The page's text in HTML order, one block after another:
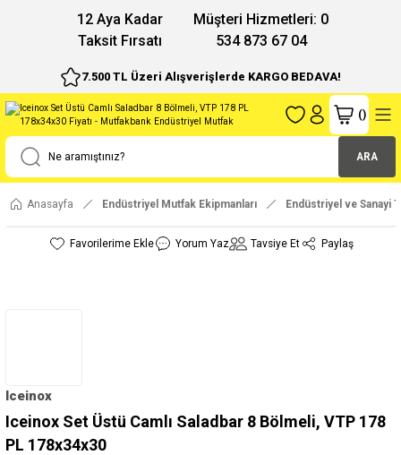
12 Aya Kadar
Taksit Fırsatı
Müşteri Hizmetleri: 0
534 873 67 04
7.500 TL Üzeri Alışverişlerde KARGO BEDAVA!
ARA
()
Anasayfa Endüstriyel Mutfak Ekipmanları Endüstriyel ve Sanayi
Yorum Yaz Tavsiye Et Paylaş
Iceinox
Iceinox Set Üstü Camlı Saladbar 8 Bölmeli, VTP 178
PL 178x34x30